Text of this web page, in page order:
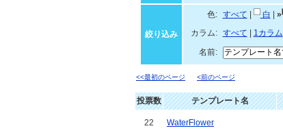
絞り込み
色: すべて 白 »
カラム:
すべて 1カラム
名前:
<<最初のページ <前のページ
投票数 テンプレート名
22 WaterFlower